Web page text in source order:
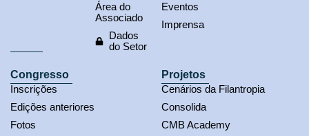
Área do
Associado
Dados
do Setor
Eventos
Imprensa
Congresso
Inscrições
Edições anteriores
Fotos
Projetos
Cenários da Filantropia
Consolida
CMB Academy